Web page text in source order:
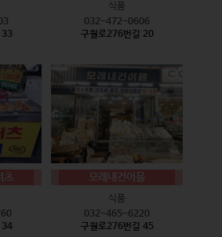
33
식품
032-472-0606
구월로276번길 20
츠
34
모래내건어물
식품
032-465-6220
구월로276번길 45